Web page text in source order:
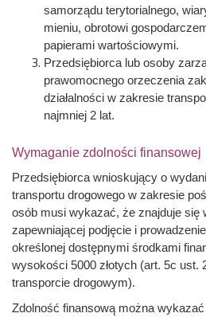
samorządu terytorialnego,
mieniu, obrotowi
papierami wartościowymi.
Przedsiębiorca lub osoby
prawomocnego orzeczenia
działalności w zakresie
najmniej 2 lat.
Wymaganie zdolności finansowej
Przedsiębiorca wnioskujący o
transportu drogowego w zakresie
osób musi wykazać, że znajduje się
zapewniającej podjęcie i
określonej dostępnymi środkami
wysokości 5000 złotych (art. 5c ust.
transporcie drogowym).
Zdolność finansową można